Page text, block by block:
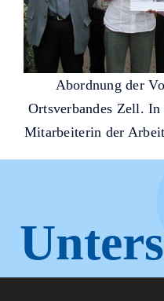
Abordnung der
Ortsverbandes Zell.
Mitarbeiterin der